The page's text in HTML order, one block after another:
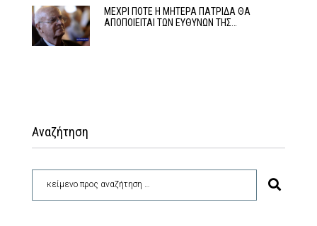
ΜΕΧΡΙ ΠΟΤΕ Η ΜΗΤΕΡΑ ΠΑΤΡΙΔΑ ΘΑ
ΑΠΟΠΟΙΕΙΤΑΙ ΤΩΝ ΕΥΘΥΝΩΝ ΤΗΣ…
Αναζήτηση